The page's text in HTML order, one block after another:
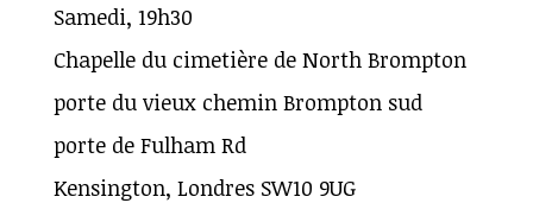
Samedi, 19h30
Chapelle du cimetière de North Brompton
porte du vieux chemin Brompton sud
porte de Fulham Rd
Kensington, Londres SW10 9UG